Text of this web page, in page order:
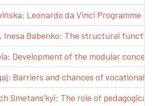
Leonardo da Vinci Programme
Inesa Babenko: The structural
Development of the modular
Barriers and chances of vocational
Smetans’kyi: The role of